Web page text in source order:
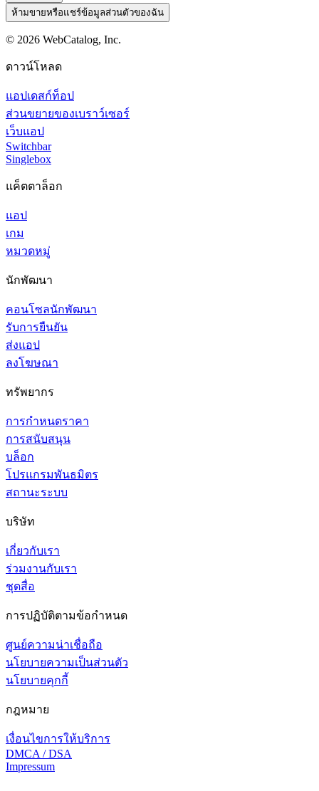
ห้ามขายหรือแชร์ข้อมูลส่วนตัวของฉัน
© 2026 WebCatalog, Inc.
ดาวน์โหลด
แอปเดสก์ท็อป
ส่วนขยายของเบราว์เซอร์
เว็บแอป
Switchbar
Singlebox
แค็ตตาล็อก
แอป
เกม
หมวดหมู่
นักพัฒนา
คอนโซลนักพัฒนา
รับการยืนยัน
ส่งแอป
ลงโฆษณา
ทรัพยากร
การกำหนดราคา
การสนับสนุน
บล็อก
โปรแกรมพันธมิตร
สถานะระบบ
บริษัท
เกี่ยวกับเรา
ร่วมงานกับเรา
ชุดสื่อ
การปฏิบัติตามข้อกำหนด
ศูนย์ความน่าเชื่อถือ
นโยบายความเป็นส่วนตัว
นโยบายคุกกี้
กฎหมาย
เงื่อนไขการให้บริการ
DMCA / DSA
Impressum